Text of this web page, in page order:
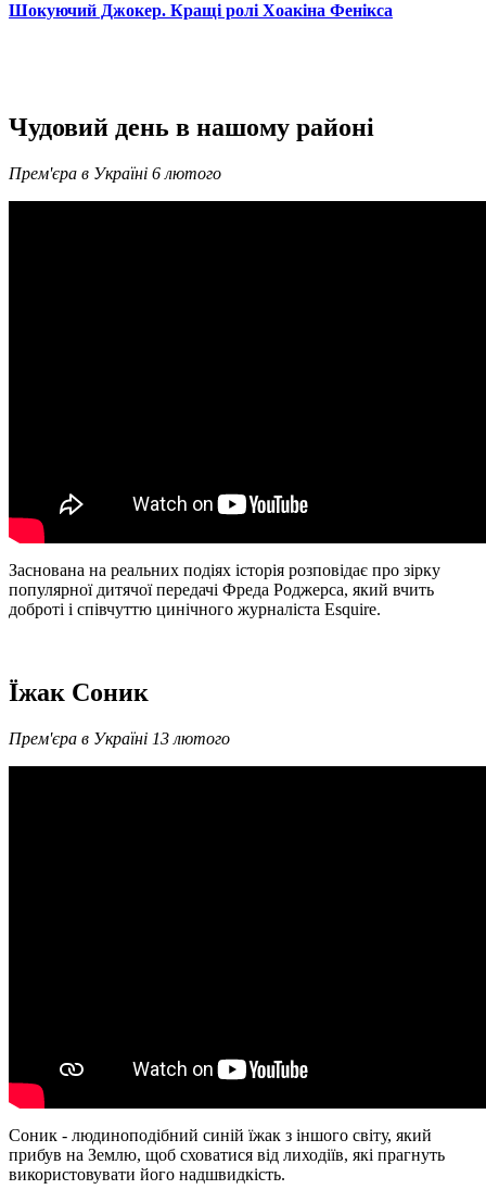
Шокуючий Джокер. Кращі ролі Хоакіна Фенікса
Чудовий день в нашому районі
Прем'єра в Україні 6 лютого
Заснована на реальних подіях історія розповідає про зірку
популярної дитячої передачі Фреда Роджерса, який вчить
доброті і співчуттю цинічного журналіста Esquire.
Їжак Соник
Прем'єра в Україні 13 лютого
Соник - людиноподібний синій їжак з іншого світу, який
прибув на Землю, щоб сховатися від лиходіїв, які прагнуть
використовувати його надшвидкість.